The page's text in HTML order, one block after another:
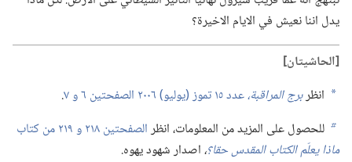
يدل اننا نعيش في الايام الاخيرة؟‏
‏[الحاشيتان]‏
a انظربرج المراقبة،‏عدد ١٥ تموز (‏يوليو)‏ ٢٠٠٦ الصفحتين ٦ و ٧ ‏.‏
b للحصول على المزيد من المعلومات،‏ انظرالصفحتين ٢١٨ و ٢١٩ من كتاب
ماذا يعلّم الكتاب المقدس حقا؟‏‏،‏اصدار شهود يهوه.‏